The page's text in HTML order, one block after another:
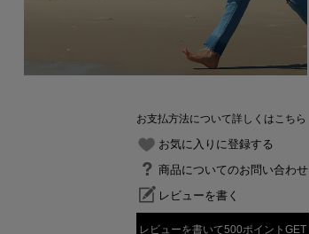
お支払方法について詳しくはこちら
お気に入りに登録する
商品についてのお問い合わせ
レビューを書く
レビューを書いて500ポイントGET